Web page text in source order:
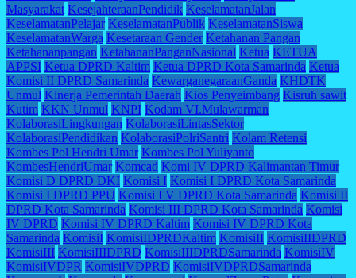
Masyarakat KesejahteraanPendidik KeselamatanJalan
KeselamatanPelajar KeselamatanPublik KeselamatanSiswa
KeselamatanWarga Kesetaraan Gender Ketahanan Pangan
Ketahananpangan KetahananPanganNasional Ketua KETUA
APPSI Ketua DPRD Kaltim Ketua DPRD Kota Samarinda Ketua
Komisi II DPRD Samarinda KewarganegaraanGanda KHDTK
Unmul Kinerja Pemerintah Daerah Kios Penyeimbang Kisruh sawit
Kutim KKN Unmul KNPI Kodam VI.Mulawarman
KolaborasiLingkungan KolaborasiLintasSektor
KolaborasiPendidikan KolaborasiPolriSantri Kolam Retensi
Kombes Pol Hendri Umar Kombes Pol Yuliyanto
KombesHendriUmar Komcad Komi IV DPRD Kalimantan Timur
Komisi D DPRD DKI Komisi I Komisi I DPRD Kota Samarinda
Komisi I DPRD PPU Komisi I V DPRD Kota Samarinda Komisi II
DPRD Kota Samarinda Komisi III DPRD Kota Samarinda Komisi
IV DPRD Komisi IV DPRD Kaltim Komisi IV DPRD Kota
Samarinda KomisiI KomisiIDPRDKaltim KomisiII KomisiIIDPRD
KomisiIII KomisiIIIDPRD KomisiIIIDPRDSamarinda KomisiIV
KomisiIVDPR KomisiIVDPRD KomisiIVDPRDSamarinda